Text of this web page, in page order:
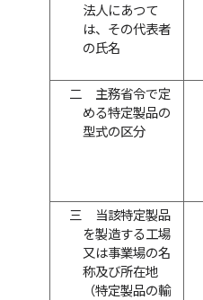
法人にあつて
は、その代表者
の氏名
二
主務省令で定
める特定製品の
型式の区分
三
当該特定製品
を製造する工場
又は事業場の名
称及び所在地
（特定製品の輸